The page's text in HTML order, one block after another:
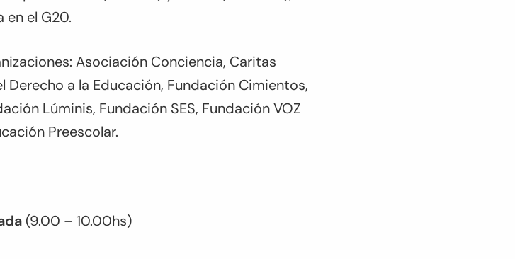
en el G20.
Asociación Conciencia, Caritas
a la Educación, Fundación Cimientos,
Lúminis, Fundación SES, Fundación VOZ
Preescolar.
(9.00 – 10.00hs)